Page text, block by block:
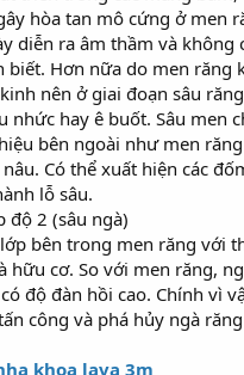
hòa tan mô cứng ở men
diễn ra âm thầm và không
biết. Hơn nữa do men răng
nên ở giai đoạn sâu
nhức hay ê buốt. Sâu men
bên ngoài như men
Có thể xuất hiện các
lỗ sâu.
độ 2 (sâu ngà)
bên trong men răng với
hữu cơ. So với men răng,
độ đàn hồi cao. Chính vì
công và phá hủy ngà
khoa lava 3m